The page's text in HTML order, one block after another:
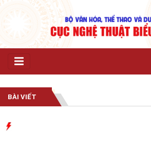
BÀI VIẾT